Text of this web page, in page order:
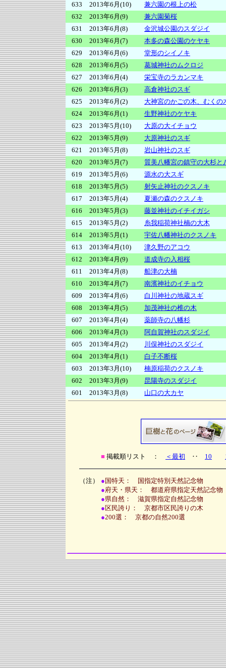
633
2013年6月(10)
兼六園の根上の松
632
2013年6月(9)
兼六園菊桜
631
2013年6月(8)
金沢城公園のスダジイ
630
2013年6月(7)
本多の森公園のケヤキ
629
2013年6月(6)
堂形のシイノキ
628
2013年6月(5)
葛城神社のムクロジ
627
2013年6月(4)
栄宝寺のラカンマキ
626
2013年6月(3)
高倉神社のスギ
625
2013年6月(2)
大神宮のかごの木、むくの
624
2013年6月(1)
生野神社のケヤキ
623
2013年5月(10)
大原の大イチョウ
622
2013年5月(9)
大原神社のスギ
621
2013年5月(8)
岩山神社のスギ
620
2013年5月(7)
質美八幡宮の鎮守の大杉と
619
2013年5月(6)
源水の大スギ
618
2013年5月(5)
射矢止神社のクスノキ
617
2013年5月(4)
夏瀬の森のクスノキ
616
2013年5月(3)
藤並神社のイチイガシ
615
2013年5月(2)
糸我稲荷神社楠の大木
614
2013年5月(1)
宇佐八幡神社のクスノキ
613
2013年4月(10)
津久野のアコウ
612
2013年4月(9)
道成寺の入相桜
611
2013年4月(8)
船津の大楠
610
2013年4月(7)
南濱神社のイチョウ
609
2013年4月(6)
白川神社の地蔵スギ
608
2013年4月(5)
加茂神社の椎の木
607
2013年4月(4)
薬師寺の八幡杉
606
2013年4月(3)
阿自賀神社のスダジイ
605
2013年4月(2)
川俣神社のスダジイ
604
2013年4月(1)
白子不断桜
603
2013年3月(10)
楠原稲荷のクスノキ
602
2013年3月(9)
昆陽寺のスダジイ
601
2013年3月(8) 山口の大カヤ
■ 掲載順リスト ： ＜最初 ‥ 10
（注） ● 国特天： 国指定特別天然記念物
●府天・県天： 都道府県指定天然記念物
●県自然： 滋賀県指定自然記念物
●区民誇り： 京都市区民誇りの木
●200選： 京都の自然200選